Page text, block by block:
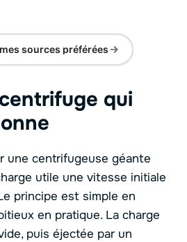
sources préférées
qui
une centrifugeuse géante
utile une vitesse initiale
principe est simple en
en pratique. La charge
puis éjectée par un